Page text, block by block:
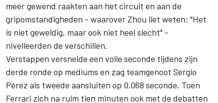
meer gewend raakten aan het circuit en aan de
gripomstandigheden - waarover Zhou liet weten: "Het
is niet geweldig, maar ook niet heel slecht" -
nivelleerden de verschillen.
Verstappen versnelde een volle seconde tijdens zijn
derde ronde op mediums en zag teamgenoot Sergio
Pérez als tweede aansluiten op 0.068 seconde. Toen
Ferrari zich na ruim tien minuten ook met de debatten